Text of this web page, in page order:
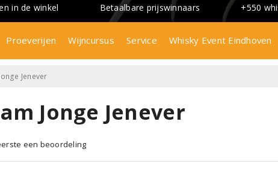
in de winkel Betaalbare prijswinnaars +550
Proeverijen Wijncursus Service Whisky Event Eindhoven
Jenever
Jonge Jenever
een beoordeling